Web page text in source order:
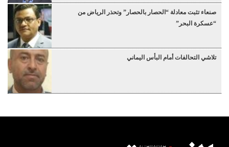
صنعاء تثبت معادلة “الحصار بالحصار” وتحذر الرياض من
“عسكرة البحر”
تلاشي التحالفات أمام البأس اليماني